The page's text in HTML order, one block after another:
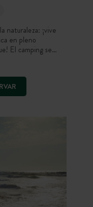
naturaleza: ¡vive
en pleno
El camping se
programa, pausa
bonita terraza
momento
apacibles en
las